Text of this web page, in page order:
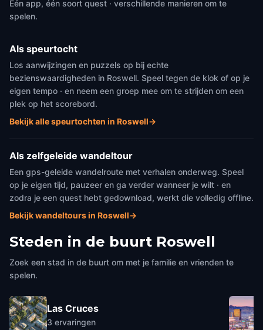
Eén app, één soort quest · verschillende manieren om te
spelen.
Als speurtocht
Los aanwijzingen en puzzels op bij echte
bezienswaardigheden in Roswell. Speel tegen de klok of op je
eigen tempo · en neem een groep mee om te strijden om een
plek op het scorebord.
Bekijk alle speurtochten in Roswell→
Als zelfgeleide wandeltour
Een gps-geleide wandelroute met verhalen onderweg. Speel
op je eigen tijd, pauzeer en ga verder wanneer je wilt · en
zodra je een quest hebt gedownload, werkt die volledig offline.
Bekijk wandeltours in Roswell→
Steden in de buurt Roswell
Zoek een stad in de buurt om met je familie en vrienden te
spelen.
Las Cruces
3 ervaringen